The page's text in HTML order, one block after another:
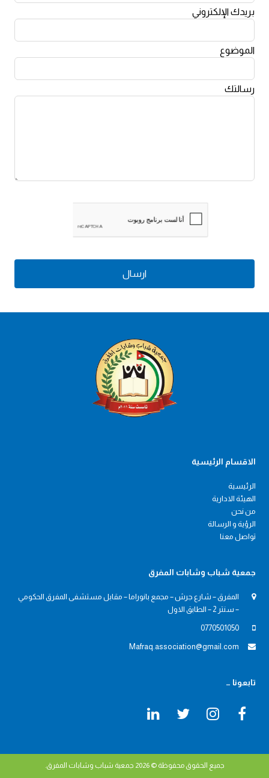
blank
بريدك الإلكتروني
الموضوع
رسالتك
ارسال
الاقسام الرئيسية
الرئيسية
الهيئة الادارية
من نحن
الرؤية و الرسالة
تواصل معنا
جمعية شباب وشابات المفرق
المفرق – شارع جرش – مجمع بانوراما – مقابل مستشفى المفرق الحكومي
– سنتر 2 – الطابق الاول
0770501050
Mafraq.association@gmail.com
تابعونا …
Facebook
Instagram
Twitter
LinkedIn
جميع الحقوق محفوظة © 2026 جمعية شباب وشابات المفرق.